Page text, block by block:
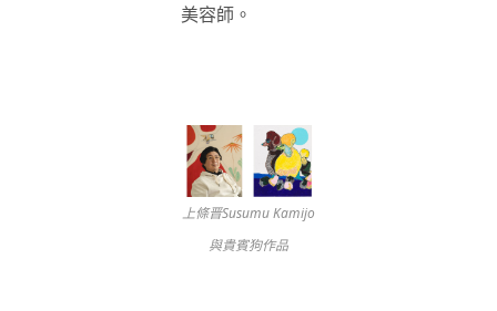
美容師。
上條晋Susumu Kamijo
與貴賓狗作品